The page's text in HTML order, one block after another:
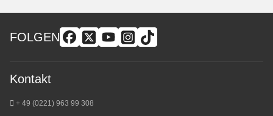
FOLGEN
Kontakt
+ 49 (0221) 963 99 308